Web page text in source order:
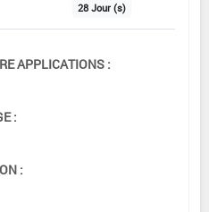
28 Jour (s)
APPLICATIONS :
:
: